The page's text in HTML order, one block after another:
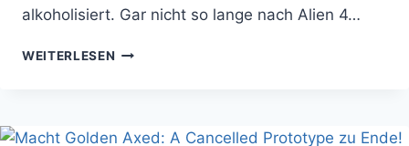
alkoholisiert. Gar nicht so lange nach Alien 4…
WEITERLESEN NEILL